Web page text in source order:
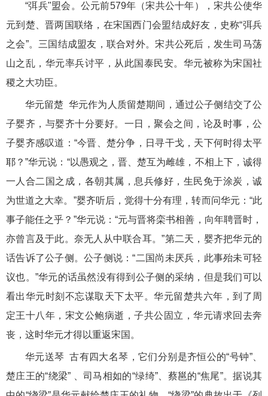
“弭兵"盟会。公元前579年（宋共公十年），宋共公使华
元到楚、晋两国联络，在宋国西门会盟结成好友，史称“弭兵
之会”。三国结成盟友，联合对外。宋共公死后，发生司马荡
山之乱，华元率兵讨平，从此国泰民安。华元被称为宋国社
稷之大功臣。
华元留楚 华元作为人质留楚期间，通过公子侧结交了公
子婴齐，与婴齐十分要好。一日，聚会之间，论及时事，公
子婴齐感叹道：“今晋、楚分争，日寻干戈，天下何时得太平
耶？”华元说：“以愚观之，晋、楚互为雌雄，不相上下，诚得
一人合二国之成，各朝其属，息兵修好，生民免于涂炭，诚
为世道之大幸。”婴齐听后，觉得十分有理，转而问华元：“此
事子能任之乎？”华元说：“元与晋将栾书相善，向年聘晋时，
亦曾言及于此。奈无人从中联合耳。”第二天，婴齐把华元的
话告诉了公子侧。公子侧说：“二国尚未厌兵，此事殆未可轻
议也。”华元的话虽然没有得到公子侧的采纳，但是我们可以
看出华元时刻不忘谋取天下太平。华元留楚共六年，到了周
定王十八年，宋文公鲍病逝，子共公固立，华元请求回去奔
丧，这时华元才得以重返宋国。
华元送琴 古有四大名琴，它们分别是齐恒公的“号钟”、
楚庄王的“绕梁” 、司马相如的“绿绮”、蔡邕的“焦尾”。据说其